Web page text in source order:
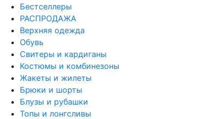
Бестселлеры
РАСПРОДАЖА
Верхняя одежда
Обувь
Свитеры и кардиганы
Костюмы и комбинезоны
Жакеты и жилеты
Брюки и шорты
Блузы и рубашки
Топы и лонгсливы